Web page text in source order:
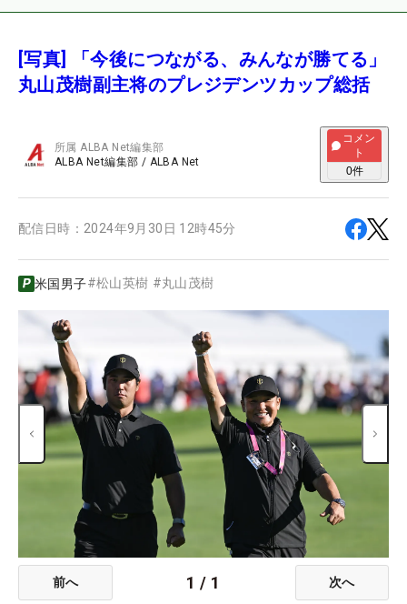
[写真] 「今後につながる、みんなが勝てる」
丸山茂樹副主将のプレジデンツカップ総括
所属ALBA Net編集部
ALBA Net編集部 / ALBA Net
コメン
ト
0件
配信日時： 2024年9月30日 12時45分
米国男子#松山英樹 #丸山茂樹
前へ 1 / 1 次へ